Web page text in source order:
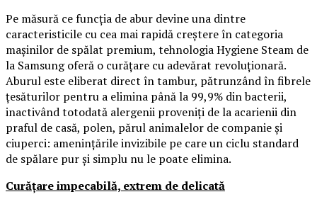
Pe măsură ce funcția de abur devine una dintre
caracteristicile cu cea mai rapidă creștere în categoria
mașinilor de spălat premium, tehnologia Hygiene Steam de
la Samsung oferă o curățare cu adevărat revoluționară.
Aburul este eliberat direct în tambur, pătrunzând în fibrele
țesăturilor pentru a elimina până la 99,9% din bacterii,
inactivând totodată alergenii proveniți de la acarienii din
praful de casă, polen, părul animalelor de companie și
ciuperci: amenințările invizibile pe care un ciclu standard
de spălare pur și simplu nu le poate elimina.
Curățare impecabilă, extrem de delicată